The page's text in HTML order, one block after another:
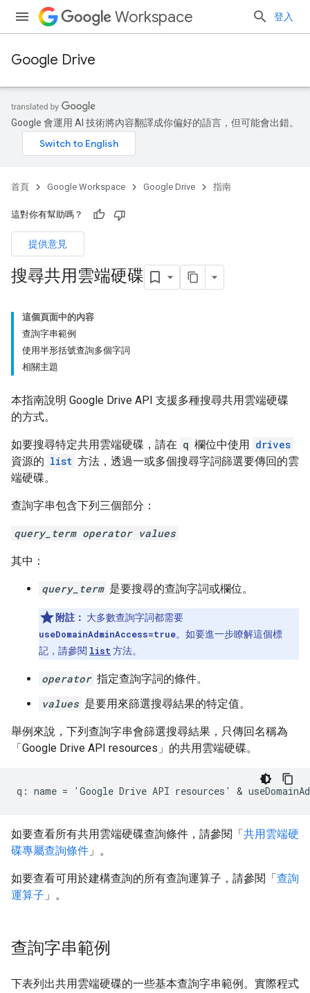
Workspace 登入
Google Drive
Google 會運用 AI 技術將內容翻譯成你偏好的語言，但可能會出錯。
首頁 Google Workspace Google Drive 指南
這對你有幫助嗎？
提供意見
搜尋共用雲端硬碟
這個頁面中的內容
查詢字串範例
使用半形括號查詢多個字詞
相關主題
本指南說明 Google Drive API 支援多種搜尋共用雲端硬碟
的方式。
如要搜尋特定共用雲端硬碟，請在 q 欄位中使用 drives
資源的 list 方法，透過一或多個搜尋字詞篩選要傳回的雲
端硬碟。
查詢字串包含下列三個部分：
query_term operator values
其中：
query_term 是要搜尋的查詢字詞或欄位。
附註： 大多數查詢字詞都需要
useDomainAdminAccess=true。如要進一步瞭解這個標
記，請參閱 list 方法。
operator 指定查詢字詞的條件。
values 是要用來篩選搜尋結果的特定值。
舉例來說，下列查詢字串會篩選搜尋結果，只傳回名稱為
「Google Drive API resources」的共用雲端硬碟。
如要查看所有共用雲端硬碟查詢條件，請參閱「共用雲端硬
碟專屬查詢條件 」。
如要查看可用於建構查詢的所有查詢運算子，請參閱「查詢
運算子 」。
查詢字串範例
下表列出共用雲端硬碟的一些基本查詢字串範例。實際程式